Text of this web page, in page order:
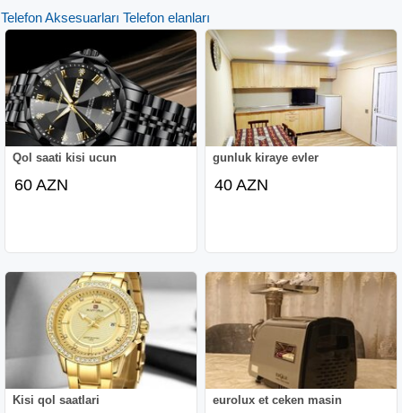
Telefon Aksesuarları Telefon elanları
Qol saati kisi ucun
60 AZN
gunluk kiraye evler
40 AZN
Kisi qol saatlari eurolux et ceken masin